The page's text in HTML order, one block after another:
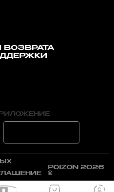
ВОЗВРАТА
POIZON 2026
©